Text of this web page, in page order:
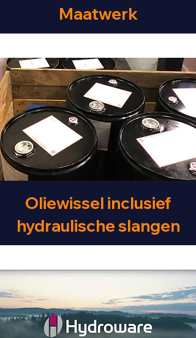
Maatwerk
Oliewissel inclusief
hydraulische slangen